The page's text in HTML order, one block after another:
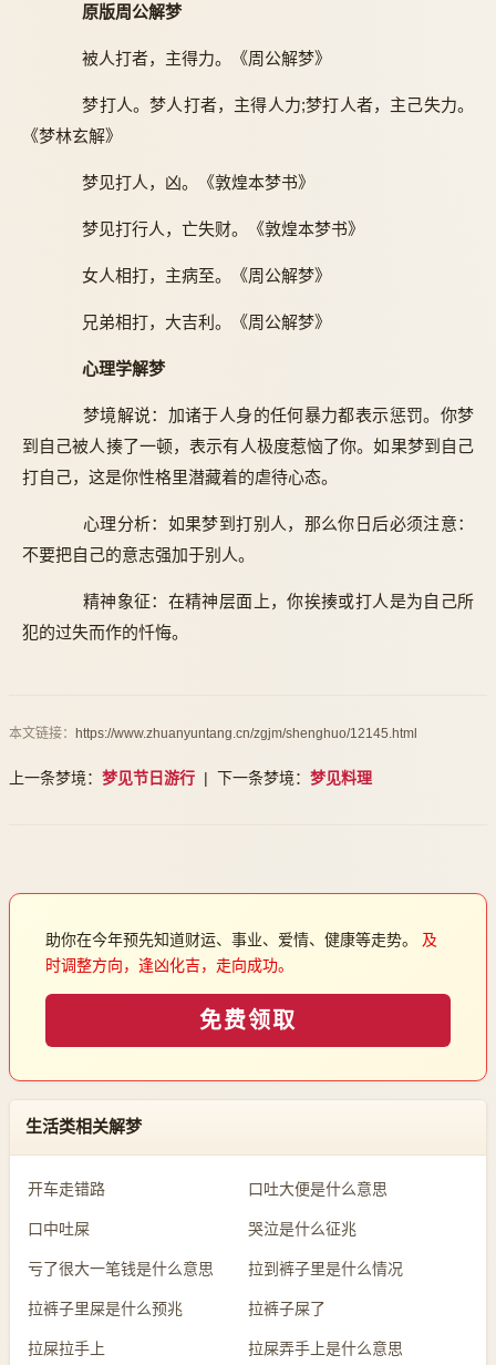
原版周公解梦
被人打者，主得力。《周公解梦》
梦打人。梦人打者，主得人力;梦打人者，主己失力。
《梦林玄解》
梦见打人，凶。《敦煌本梦书》
梦见打行人，亡失财。《敦煌本梦书》
女人相打，主病至。《周公解梦》
兄弟相打，大吉利。《周公解梦》
心理学解梦
梦境解说：加诸于人身的任何暴力都表示惩罚。你梦
到自己被人揍了一顿，表示有人极度惹恼了你。如果梦到自己
打自己，这是你性格里潜藏着的虐待心态。
心理分析：如果梦到打别人，那么你日后必须注意：
不要把自己的意志强加于别人。
精神象征：在精神层面上，你挨揍或打人是为自己所
犯的过失而作的忏悔。
本文链接： https://www.zhuanyuntang.cn/zgjm/shenghuo/12145.html
上一条梦境： 梦见节日游行 | 下一条梦境： 梦见料理
助你在今年预先知道财运、事业、爱情、健康等走势。 及
时调整方向，逢凶化吉，走向成功。
免费领取
生活类相关解梦
开车走错路 口吐大便是什么意思
口中吐屎 哭泣是什么征兆
亏了很大一笔钱是什么意思 拉到裤子里是什么情况
拉裤子里屎是什么预兆 拉裤子屎了
拉屎拉手上 拉屎弄手上是什么意思